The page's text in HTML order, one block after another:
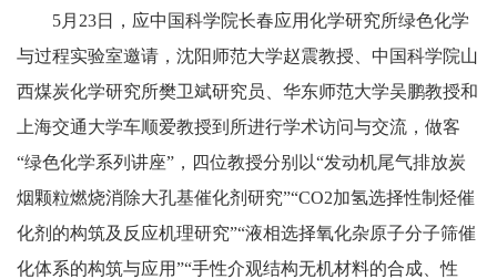
5月23日，应中国科学院长春应用化学研究所绿色化学
与过程实验室邀请，沈阳师范大学赵震教授、中国科学院山
西煤炭化学研究所樊卫斌研究员、华东师范大学吴鹏教授和
上海交通大学车顺爱教授到所进行学术访问与交流，做客
“绿色化学系列讲座”，四位教授分别以“发动机尾气排放炭
烟颗粒燃烧消除大孔基催化剂研究”“CO2加氢选择性制烃催
化剂的构筑及反应机理研究”“液相选择氧化杂原子分子筛催
化体系的构筑与应用”“手性介观结构无机材料的合成、性